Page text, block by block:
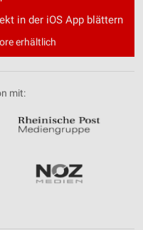
in der iOS App blättern
erhältlich
mit: